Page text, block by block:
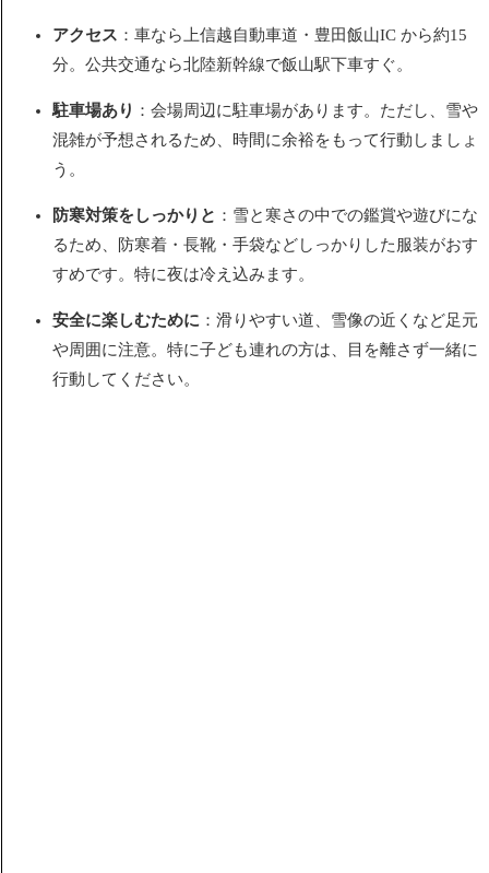
アクセス ：車なら上信越自動車道・豊田飯山IC から約15
分。公共交通なら北陸新幹線で飯山駅下車すぐ。
駐車場あり ：会場周辺に駐車場があります。ただし、雪や
混雑が予想されるため、時間に余裕をもって行動しましょ
う。
防寒対策をしっかりと ：雪と寒さの中での鑑賞や遊びにな
るため、防寒着・長靴・手袋などしっかりした服装がおす
すめです。特に夜は冷え込みます。
安全に楽しむために ：滑りやすい道、雪像の近くなど足元
や周囲に注意。特に子ども連れの方は、目を離さず一緒に
行動してください。